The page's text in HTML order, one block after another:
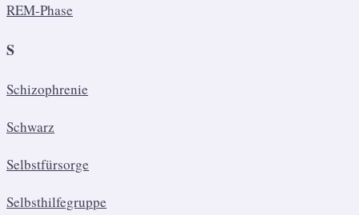
REM-Phase
S
Schizophrenie
Schwarz
Selbstfürsorge
Selbsthilfegruppe